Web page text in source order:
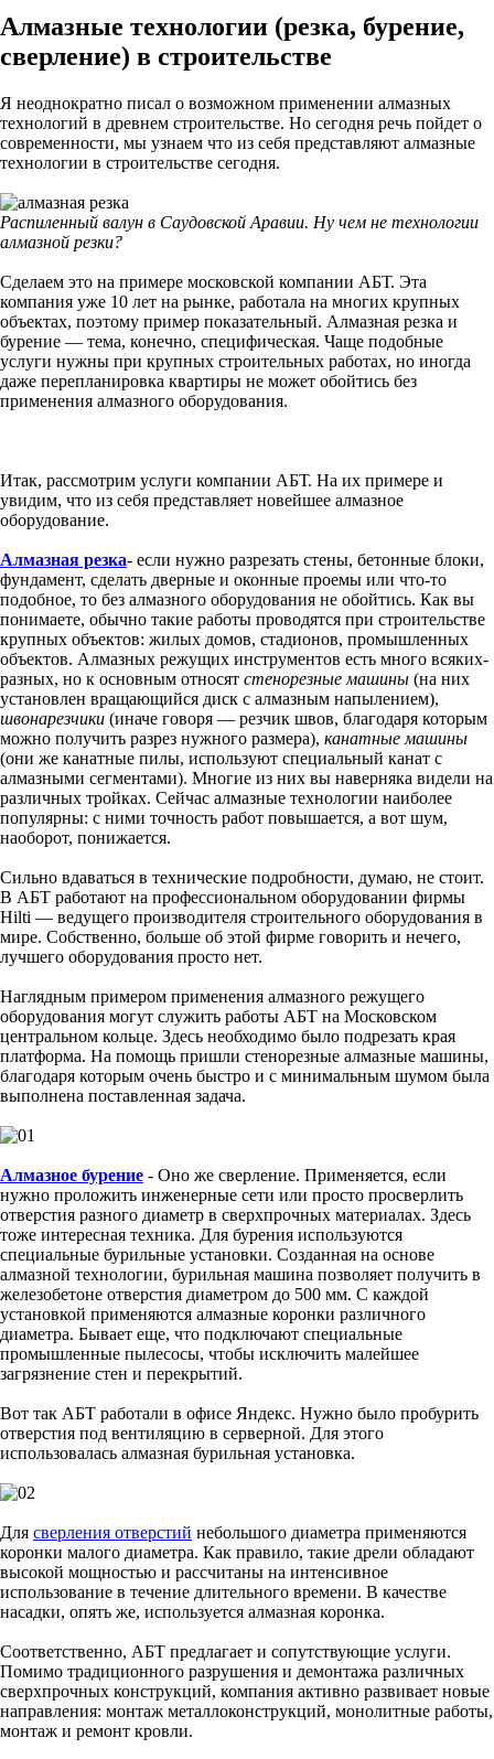
Алмазные технологии (резка, бурение,
сверление) в строительстве
Я неоднократно писал о возможном применении алмазных
технологий в древнем строительстве. Но сегодня речь пойдет о
современности, мы узнаем что из себя представляют алмазные
технологии в строительстве сегодня.
Распиленный валун в Саудовской Аравии. Ну чем не технологии
алмазной резки?
Сделаем это на примере московской компании АБТ. Эта
компания уже 10 лет на рынке, работала на многих крупных
объектах, поэтому пример показательный. Алмазная резка и
бурение — тема, конечно, специфическая. Чаще подобные
услуги нужны при крупных строительных работах, но иногда
даже перепланировка квартиры не может обойтись без
применения алмазного оборудования.
Итак, рассмотрим услуги компании АБТ. На их примере и
увидим, что из себя представляет новейшее алмазное
оборудование.
Алмазная резка- если нужно разрезать стены, бетонные блоки,
фундамент, сделать дверные и оконные проемы или что-то
подобное, то без алмазного оборудования не обойтись. Как вы
понимаете, обычно такие работы проводятся при строительстве
крупных объектов: жилых домов, стадионов, промышленных
объектов. Алмазных режущих инструментов есть много всяких-
разных, но к основным относят стенорезные машины (на них
установлен вращающийся диск с алмазным напылением),
швонарезчики (иначе говоря — резчик швов, благодаря которым
можно получить разрез нужного размера), канатные машины
(они же канатные пилы, используют специальный канат с
алмазными сегментами). Многие из них вы наверняка видели на
различных тройках. Сейчас алмазные технологии наиболее
популярны: с ними точность работ повышается, а вот шум,
наоборот, понижается.
Сильно вдаваться в технические подробности, думаю, не стоит.
В АБТ работают на профессиональном оборудовании фирмы
Hilti — ведущего производителя строительного оборудования в
мире. Собственно, больше об этой фирме говорить и нечего,
лучшего оборудования просто нет.
Наглядным примером применения алмазного режущего
оборудования могут служить работы АБТ на Московском
центральном кольце. Здесь необходимо было подрезать края
платформа. На помощь пришли стенорезные алмазные машины,
благодаря которым очень быстро и с минимальным шумом была
выполнена поставленная задача.
Алмазное бурение - Оно же сверление. Применяется, если
нужно проложить инженерные сети или просто просверлить
отверстия разного диаметр в сверхпрочных материалах. Здесь
тоже интересная техника. Для бурения используются
специальные бурильные установки. Созданная на основе
алмазной технологии, бурильная машина позволяет получить в
железобетоне отверстия диаметром до 500 мм. С каждой
установкой применяются алмазные коронки различного
диаметра. Бывает еще, что подключают специальные
промышленные пылесосы, чтобы исключить малейшее
загрязнение стен и перекрытий.
Вот так АБТ работали в офисе Яндекс. Нужно было пробурить
отверстия под вентиляцию в серверной. Для этого
использовалась алмазная бурильная установка.
Для сверления отверстий небольшого диаметра применяются
коронки малого диаметра. Как правило, такие дрели обладают
высокой мощностью и рассчитаны на интенсивное
использование в течение длительного времени. В качестве
насадки, опять же, используется алмазная коронка.
Соответственно, АБТ предлагает и сопутствующие услуги.
Помимо традиционного разрушения и демонтажа различных
сверхпрочных конструкций, компания активно развивает новые
направления: монтаж металлоконструкций, монолитные работы,
монтаж и ремонт кровли.